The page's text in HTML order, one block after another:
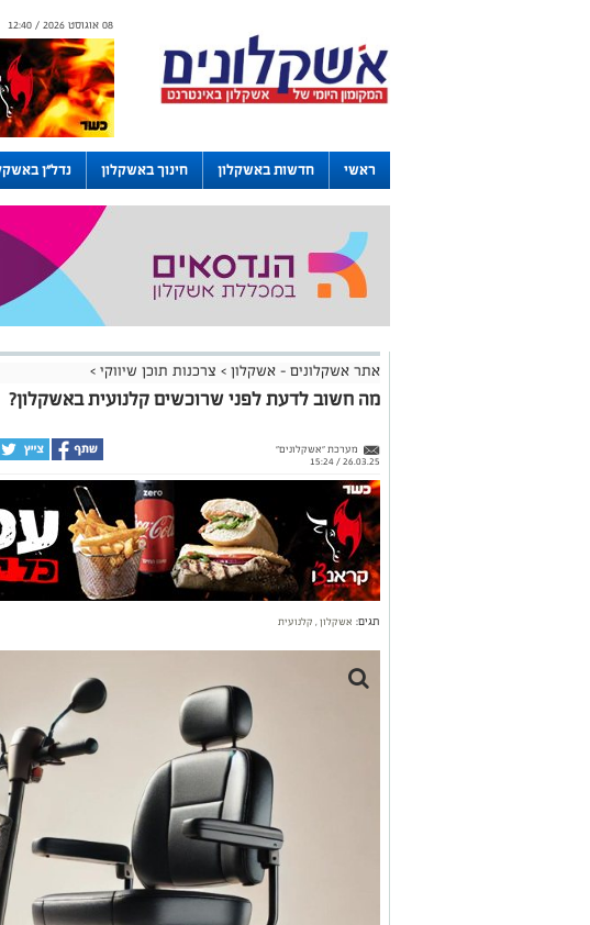
08 אוגוסט 2026 / 12:40
ראשי חדשות באשקלון חינוך באשקלון נדל"ן
דרושים באשקלון לוחות
אתר אשקלונים - אשקלון > צרכנות תוכן שיווקי >
מה חשוב לדעת לפני שרוכשים קלנועית באשקלון?
מערכת "אשקלונים"
26.03.25 / 15:24
תגים: אשקלון, קלנועית